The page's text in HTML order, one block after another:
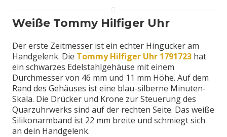
Weiße Tommy Hilfiger Uhr
Der erste Zeitmesser ist ein echter Hingucker am
Handgelenk. Die Tommy Hilfiger Uhr 1791723 hat
ein schwarzes Edelstahlgehäuse mit einem
Durchmesser von 46 mm und 11 mm Höhe. Auf dem
Rand des Gehäuses ist eine blau-silberne Minuten-
Skala. Die Drücker und Krone zur Steuerung des
Quarzuhrwerks sind auf der rechten Seite. Das weiße
Silikonarmband ist 22 mm breite und schmiegt sich
an dein Handgelenk.